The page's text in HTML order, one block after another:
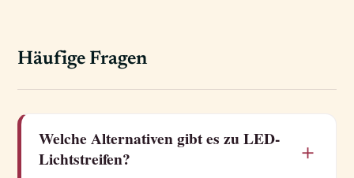
Häufige Fragen
Welche Alternativen gibt es zu LED-
Lichtstreifen?
＋